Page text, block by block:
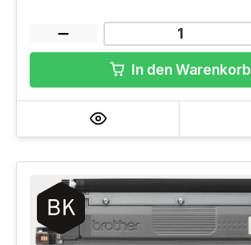
In den Warenkorb